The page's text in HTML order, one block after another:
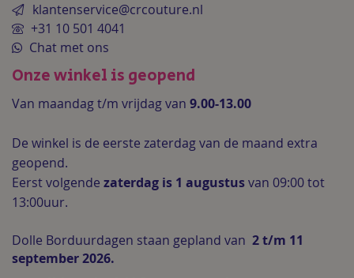
klantenservice@crcouture.nl
+31 10 501 4041
Chat met ons
Onze winkel is geopend
Van maandag t/m vrijdag van 9.00-13.00
De winkel is de eerste zaterdag van de maand extra
geopend.
Eerst volgende zaterdag is 1 augustusvan 09:00 tot
13:00uur.
Dolle Borduurdagen staan gepland van 2 t/m 11
september 2026.